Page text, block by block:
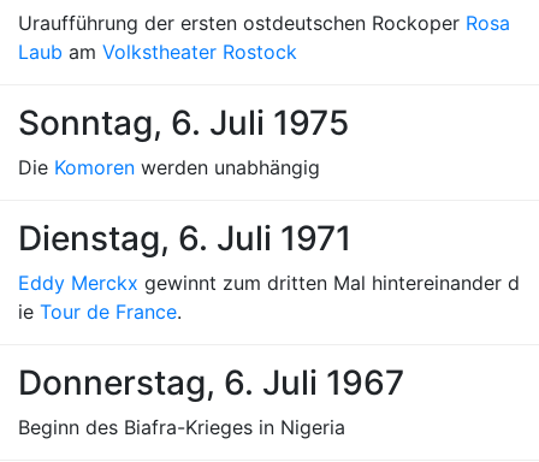
Uraufführung der ersten ostdeutschen Rockoper Rosa
Laub am Volkstheater Rostock
Sonntag, 6. Juli 1975
Die Komoren werden unabhängig
Dienstag, 6. Juli 1971
Eddy Merckx gewinnt zum dritten Mal hintereinander d
ie Tour de France.
Donnerstag, 6. Juli 1967
Beginn des Biafra-Krieges in Nigeria